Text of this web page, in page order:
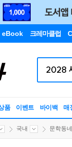
eBook 크레마클럽
품 이벤트 바이백 매
국내 문학동